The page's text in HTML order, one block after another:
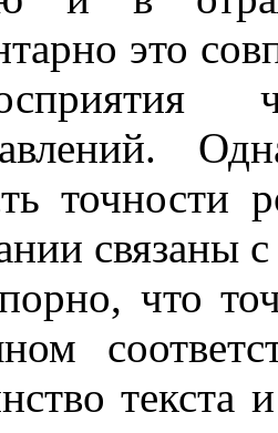
это
точности
связаны с
что
текста